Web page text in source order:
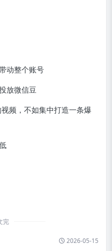
动整个账号
放微信豆
频，不如集中打造一条爆
完
2026-05-15